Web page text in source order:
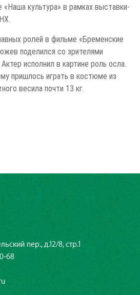
«Наша культура» в рамках выставки-
ролей в фильме «Бременские
поделился со зрителями
исполнил в картине роль осла.
пришлось играть в костюме из
весила почти 13 кг.
пер., д.12/8, стр.1
68